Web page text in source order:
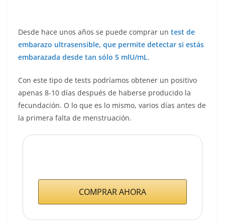
Desde hace unos años se puede comprar un test de
embarazo ultrasensible, que permite detectar si estás
embarazada desde tan sólo 5 mlU/mL.
Con este tipo de tests podríamos obtener un positivo
apenas 8-10 días después de haberse producido la
fecundación. O lo que es lo mismo, varios días antes de
la primera falta de menstruación.
COMPRAR AHORA